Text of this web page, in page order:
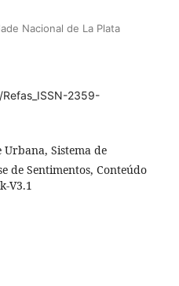
Nacional de La Plata
2359-
Sistema de
de Sentimentos, Conteúdo
V3.1